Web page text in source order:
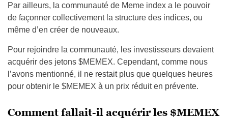
Par ailleurs, la communauté de Meme index a le pouvoir
de façonner collectivement la structure des indices, ou
même d’en créer de nouveaux.
Pour rejoindre la communauté, les investisseurs devaient
acquérir des jetons $MEMEX. Cependant, comme nous
l’avons mentionné, il ne restait plus que quelques heures
pour obtenir le $MEMEX à un prix réduit en prévente.
Comment fallait-il acquérir les $MEMEX